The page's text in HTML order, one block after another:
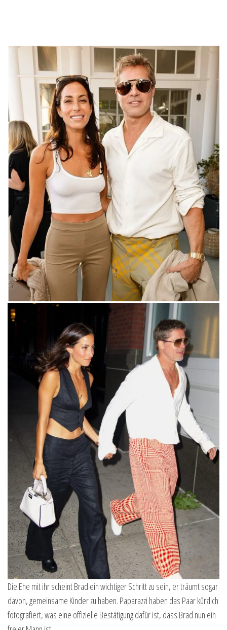
Die Ehe mit ihr scheint Brad ein wichtiger Schritt zu sein, er träumt sogar
davon, gemeinsame Kinder zu haben. Paparazzi haben das Paar kürzlich
fotografiert, was eine offizielle Bestätigung dafür ist, dass Brad nun ein